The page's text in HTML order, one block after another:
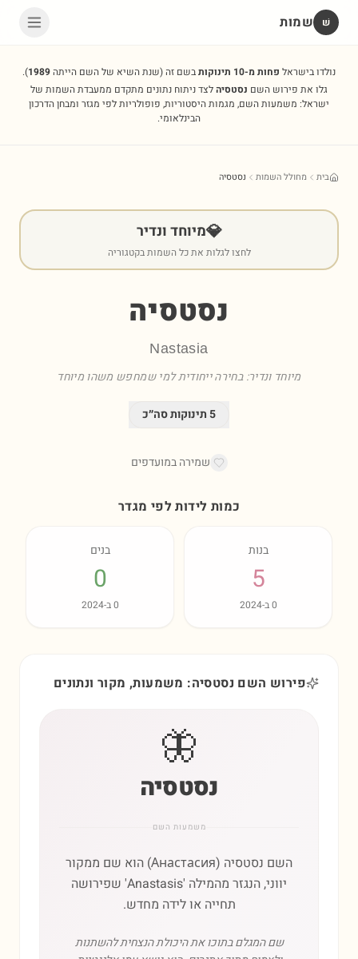
שׁ שמות
נולדו בישראל פחות מ-10 תינוקות בשם זה(שנת השיא של השם הייתה1989
).
גלו את פירוש השם נסטסיהלצד ניתוח נתונים מתקדם ממעבדת השמות של
ישראל: משמעות השם, מגמות היסטוריות, פופולריות לפי מגזר ומבחן הדרכון
הבינלאומי.
בית מחולל השמות נסטסיה
💎מיוחד ונדיר
לחצו לגלות את כל השמות בקטגוריה
נסטסיה
Nastasia
מיוחד ונדיר: בחירה ייחודית למי שמחפש משהו מיוחד
5תינוקות סה״כ
שמירה במועדפים
כמות לידות לפי מגדר
בנות
5
0ב-2024
בנים
0
0ב-2024
פירוש השם נסטסיה: משמעות, מקור ונתונים
🦋
נסטסיה
משמעות השם
השם נסטסיה (Анастасия) הוא שם ממקור
יווני, הנגזר מהמילה 'Anastasis' שפירושה
תחייה או לידה מחדש.
שם המגלם בתוכו את היכולת הנצחית להשתנות